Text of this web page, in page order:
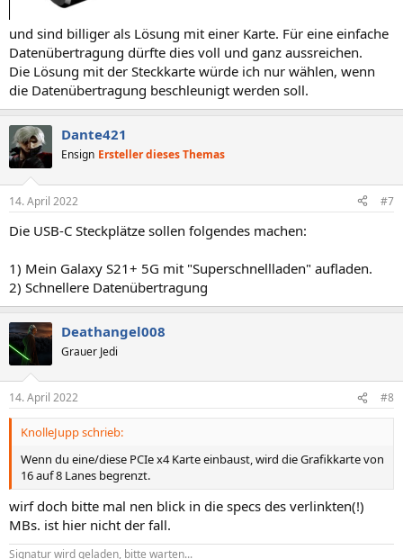
und sind billiger als Lösung mit einer Karte. Für eine einfache
Datenübertragung dürfte dies voll und ganz aussreichen.
Die Lösung mit der Steckkarte würde ich nur wählen, wenn
die Datenübertragung beschleunigt werden soll.
Dante421
Ensign Ersteller dieses Themas
14. April 2022 #7
Die USB-C Steckplätze sollen folgendes machen:
1) Mein Galaxy S21+ 5G mit "Superschnellladen" aufladen.
2) Schnellere Datenübertragung
Deathangel008
Grauer Jedi
14. April 2022 #8
KnolleJupp schrieb:
Wenn du eine/diese PCIe x4 Karte einbaust, wird die Grafikkarte von
16 auf 8 Lanes begrenzt.
wirf doch bitte mal nen blick in die specs des verlinkten(!)
MBs. ist hier nicht der fall.
Signatur wird geladen, bitte warten...